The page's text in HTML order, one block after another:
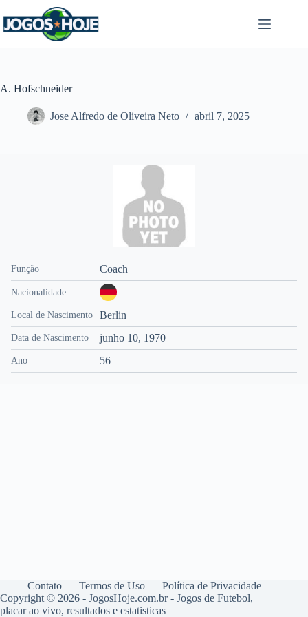
para
o
A. Hofschneider
Jose Alfredo de Oliveira Neto abril 7, 2025
Função Coach
Nacionalidade
Local de Nascimento Berlin
Data de Nascimento junho 10, 1970
Ano 56
Contato Termos de Uso
Política de Privacidade
Copyright © 2026 - JogosHoje.com.br - Jogos de Futebol,
placar ao vivo, resultados e estatisticas